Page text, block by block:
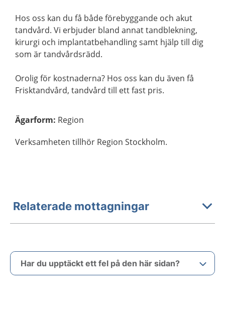
Hos oss kan du få både förebyggande och akut
tandvård. Vi erbjuder bland annat tandblekning,
kirurgi och implantatbehandling samt hjälp till dig
som är tandvårdsrädd.
Orolig för kostnaderna? Hos oss kan du även få
Frisktandvård, tandvård till ett fast pris.
Ägarform: Region
Verksamheten tillhör Region Stockholm.
Relaterade mottagningar
Har du upptäckt ett fel på den här sidan?